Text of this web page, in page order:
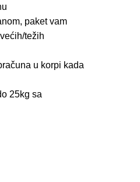
paket vam
težih
u korpi kada
25kg sa